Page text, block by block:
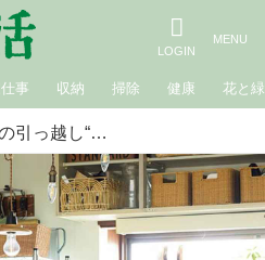
事 収納 掃除 健康 花と緑
夫の転勤で11回の引っ越し“賃貸で楽しむ”収納上手な台所を拝見。インテリアも楽しみながら「見せる収納」で使いやすく／書店員・森田めぐみさん